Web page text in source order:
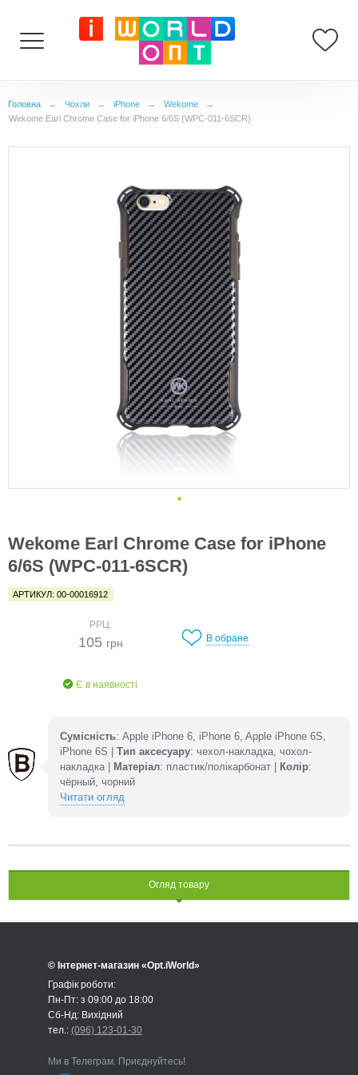
Головна → Чохли → iPhone → Wekome
→
Wekome Earl Chrome Case for iPhone 6/6S (WPC-011-6SCR)
Wekome Earl Chrome Case for iPhone
6/6S (WPC-011-6SCR)
АРТИКУЛ: 00-00016912
РРЦ:
105 грн
Є в наявності
В обране
Сумісність: Apple iPhone 6, iPhone 6, Apple iPhone 6S,
iPhone 6S | Тип аксесуару: чехол-накладка, чохол-
накладка |
Матеріал: пластик/полікарбонат | Колір:
чёрный, чорний
Читати огляд
Огляд товару
© Інтернет-магазин «Opt.iWorld»
Графік роботи:
Пн-Пт: з 09:00 до 18:00
Сб-Нд: Вихідний
тел.: (096) 123-01-30
Ми в Телеграм. Приєднуйтесь!